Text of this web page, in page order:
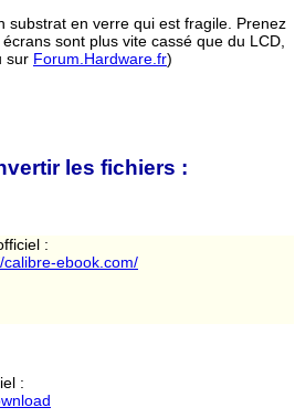
substrat en verre qui est fragile. Prenez
sont plus vite cassé que du LCD,
sur Forum.Hardware.fr)
les fichiers :
:
calibre-ebook.com/
: